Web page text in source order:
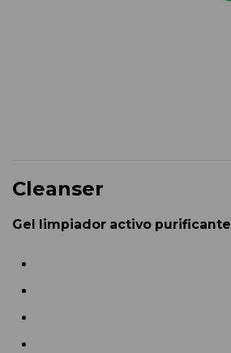
Cleanser
Gel limpiador activo purificante